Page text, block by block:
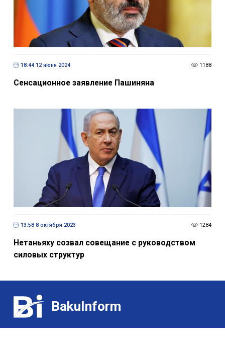
18:44 12 июня 2024 1188
Сенсационное заявление Пашиняна
13:58 8 октября 2023 1284
Нетаньяху созвал совещание с руководством
силовых структур
BakuInform